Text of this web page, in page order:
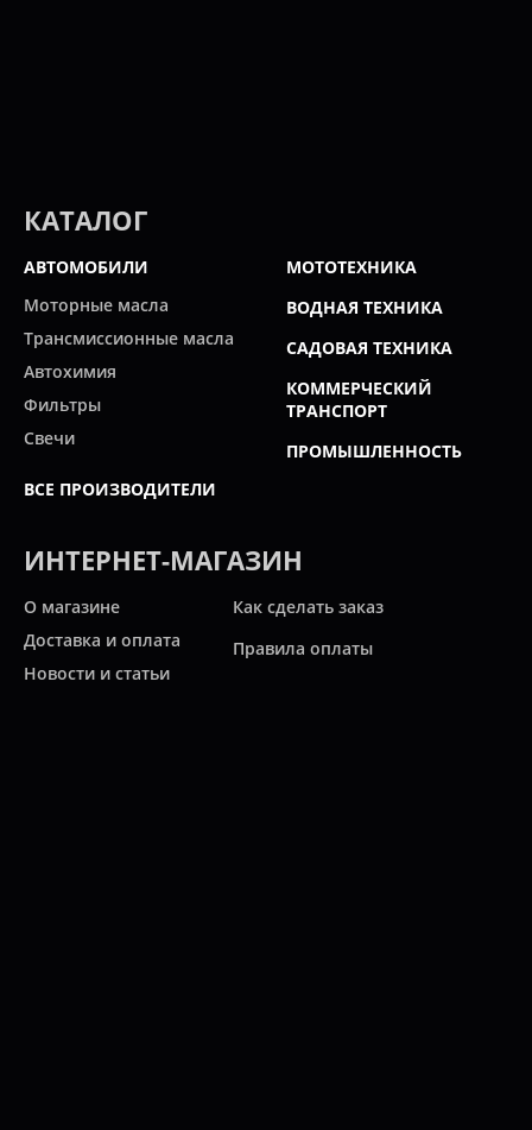
КАТАЛОГ
АВТОМОБИЛИ
Моторные масла
Трансмиссионные масла
Автохимия
Фильтры
Свечи
ВСЕ ПРОИЗВОДИТЕЛИ
МОТОТЕХНИКА
ВОДНАЯ ТЕХНИКА
САДОВАЯ ТЕХНИКА
КОММЕРЧЕСКИЙ
ТРАНСПОРТ
ПРОМЫШЛЕННОСТЬ
ИНТЕРНЕТ-МАГАЗИН
О магазине
Доставка и оплата
Новости и статьи
Как сделать заказ
Правила оплаты